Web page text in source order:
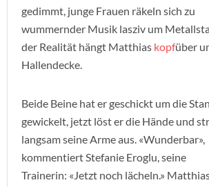
gedimmt, junge Frauen räkeln sich zu
wummernder Musik lasziv um
der Realität hängt Matthias kopfüber
Hallendecke.
Beide Beine hat er geschickt um die
gewickelt, jetzt löst er die Hände und
langsam seine Arme aus. «Wunderbar»,
kommentiert Stefanie Eroglu, seine
Trainerin: «Jetzt noch lächeln.»